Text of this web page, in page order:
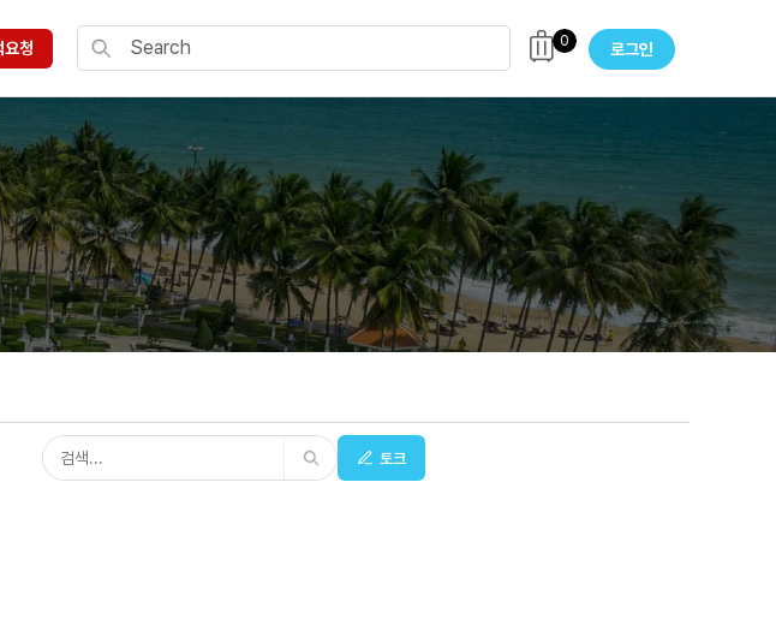
요청 0 로그인
토크